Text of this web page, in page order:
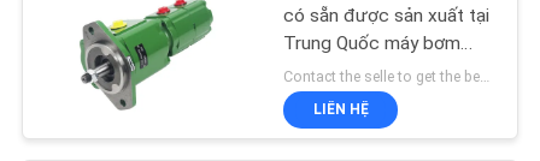
PRIVACY
POLICY
Van định hướng thủy
có sẵn được sản xuất tại
Trung Quốc máy bơm
thủy lực cho John Deere
LIÊN HỆ